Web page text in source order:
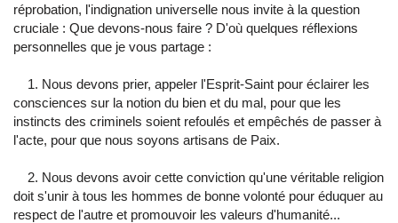
réprobation, l'indignation universelle nous invite à la question
cruciale : Que devons-nous faire ? D'où quelques réflexions
personnelles que je vous partage :
1. Nous devons prier, appeler l'Esprit-Saint pour éclairer les
consciences sur la notion du bien et du mal, pour que les
instincts des criminels soient refoulés et empêchés de passer à
l'acte, pour que nous soyons artisans de Paix.
2. Nous devons avoir cette conviction qu'une véritable religion
doit s'unir à tous les hommes de bonne volonté pour éduquer au
respect de l'autre et promouvoir les valeurs d'humanité...